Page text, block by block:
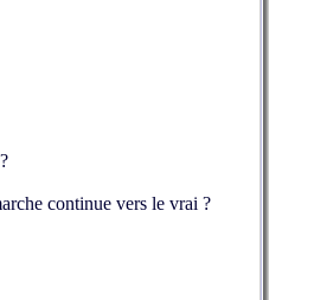
continue vers le vrai ?